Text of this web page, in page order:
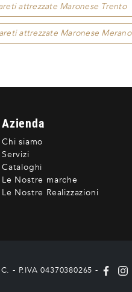
attrezzate Maronese Trento
attrezzate Maronese Merano
Azienda
Chi siamo
Servizi
Cataloghi
Le Nostre marche
Le Nostre Realizzazioni
- P.IVA 04370380265 -